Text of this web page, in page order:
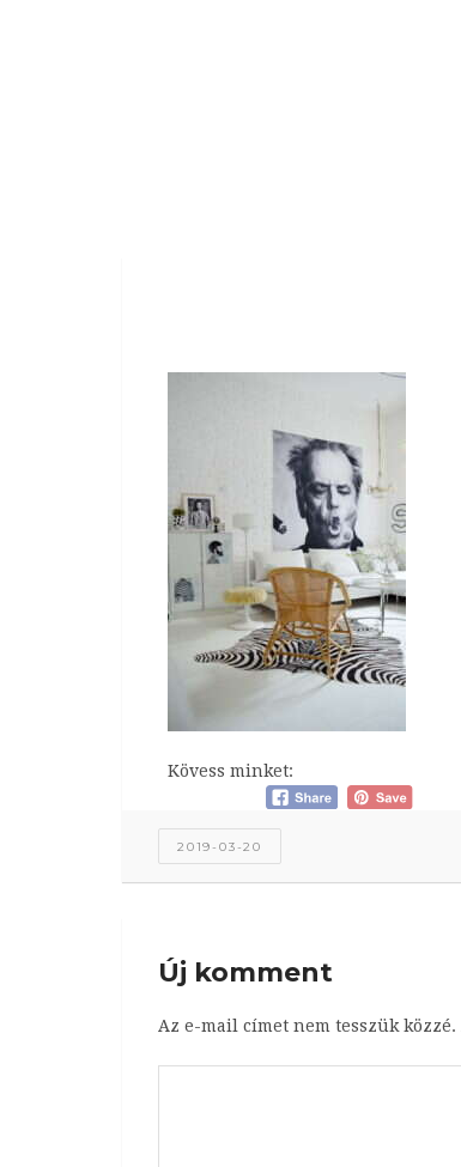
Kövess minket:
2019-03-20
Új komment
Az e-mail címet nem tesszük közzé.